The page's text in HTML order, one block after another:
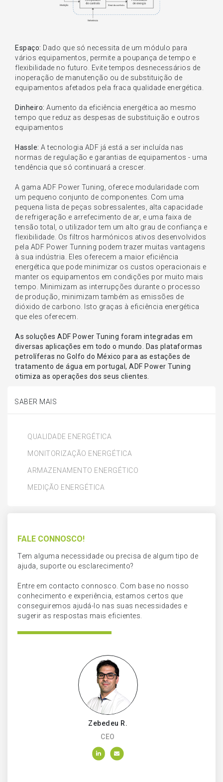
SABER MAIS
QUALIDADE ENERGÉTICA
MONITORIZAÇÃO ENERGÉTICA
ARMAZENAMENTO ENERGÉTICO
MEDIÇÃO ENERGÉTICA
Espaço: Dado que só necessita de um módulo para
vários equipamentos, permite a poupança de tempo e
flexibilidade no futuro. Evite tempos desnecessários de
inoperação de manutenção ou de substituição de
equipamentos afetados pela fraca qualidade energética.
Dinheiro: Aumento da eficiência energética ao mesmo
tempo que reduz as despesas de substituição e outros
equipamentos
Hassle: A tecnologia ADF já está a ser incluída nas
normas de regulação e garantias de equipamentos - uma
tendência que só continuará a crescer.
A gama ADF Power Tuning, oferece modularidade com
um pequeno conjunto de componentes. Com uma
pequena lista de peças sobressalentes, alta capacidade
de refrigeração e arrefecimento de ar, e uma faixa de
tensão total, o utilizador tem um alto grau de confiança e
flexibilidade. Os filtros harmónicos ativos desenvolvidos
pela ADF Power Tunning podem trazer muitas vantagens
à sua indústria. Eles oferecem a maior eficiência
energética que pode minimizar os custos operacionais e
manter os equipamentos em condições por muito mais
tempo. Minimizam as interrupções durante o processo
de produção, minimizam também as emissões de
dióxido de carbono. Isto graças à eficiência energética
que eles oferecem.
As soluções ADF Power Tuning foram integradas em
diversas aplicações em todo o mundo. Das plataformas
petrolíferas no Golfo do México para as estações de
tratamento de água em portugal, ADF Power Tuning
otimiza as operações dos seus clientes.
FALE CONNOSCO!
Tem alguma necessidade ou precisa de algum tipo de
ajuda, suporte ou esclarecimento?
Entre em contacto connosco. Com base no nosso
conhecimento e experiência, estamos certos que
conseguiremos ajudá-lo nas suas necessidades e
sugerir as respostas mais eficientes.
Zebedeu R.
CEO